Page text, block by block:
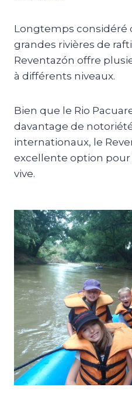
Longtemps considéré
grandes rivières de
Reventazón offre
à différents niveaux.
Bien que le Rio
davantage de
internationaux, le
excellente option pour
vive.